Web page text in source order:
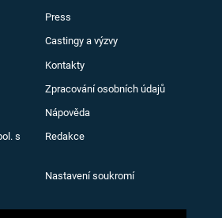
Press
Castingy a výzvy
Kontakty
Zpracování osobních údajů
Nápověda
s
Redakce
Nastavení soukromí